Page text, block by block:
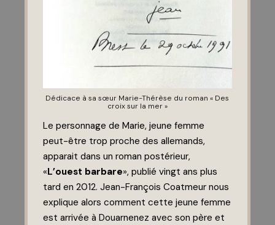
Dédicace à sa sœur Marie-Thérèse du roman « Des
croix sur la mer »
Le personnage de Marie, jeune femme
peut-être trop proche des allemands,
apparait dans un roman postérieur,
«L’ouest barbare», publié vingt ans plus
tard en 2012. Jean-François Coatmeur nous
explique alors comment cette jeune femme
est arrivée à Douarnenez avec son père et